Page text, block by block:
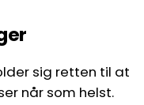
sig retten til at
når som helst.